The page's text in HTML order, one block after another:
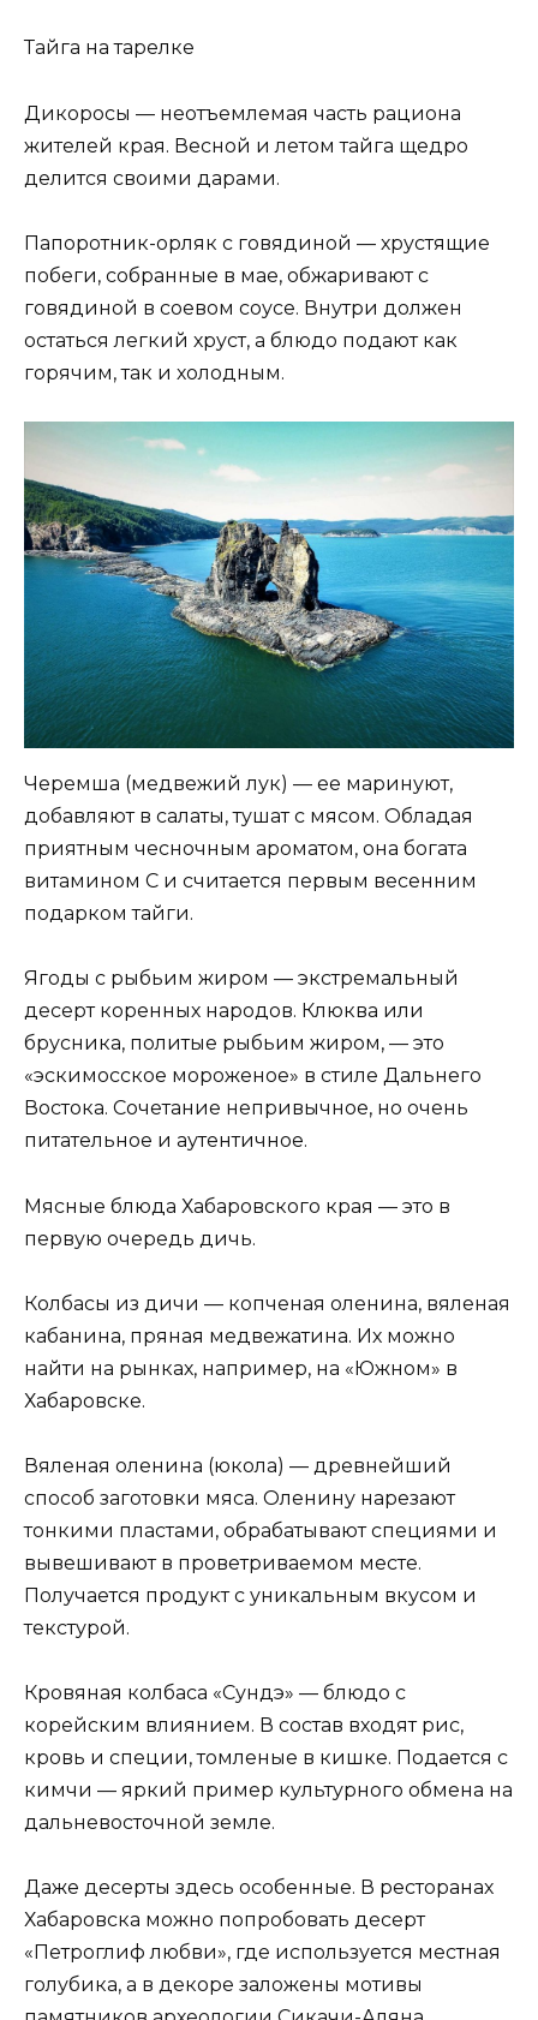
Тайга на тарелке
Дикоросы — неотъемлемая часть рациона
жителей края. Весной и летом тайга щедро
делится своими дарами.
Папоротник-орляк с говядиной — хрустящие
побеги, собранные в мае, обжаривают с
говядиной в соевом соусе. Внутри должен
остаться легкий хруст, а блюдо подают как
горячим, так и холодным.
Черемша (медвежий лук) — ее маринуют,
добавляют в салаты, тушат с мясом. Обладая
приятным чесночным ароматом, она богата
витамином С и считается первым весенним
подарком тайги.
Ягоды с рыбьим жиром — экстремальный
десерт коренных народов. Клюква или
брусника, политые рыбьим жиром, — это
«эскимосское мороженое» в стиле Дальнего
Востока. Сочетание непривычное, но очень
питательное и аутентичное.
Мясные блюда Хабаровского края — это в
первую очередь дичь.
Колбасы из дичи — копченая оленина, вяленая
кабанина, пряная медвежатина. Их можно
найти на рынках, например, на «Южном» в
Хабаровске.
Вяленая оленина (юкола) — древнейший
способ заготовки мяса. Оленину нарезают
тонкими пластами, обрабатывают специями и
вывешивают в проветриваемом месте.
Получается продукт с уникальным вкусом и
текстурой.
Кровяная колбаса «Сундэ» — блюдо с
корейским влиянием. В состав входят рис,
кровь и специи, томленые в кишке. Подается с
кимчи — яркий пример культурного обмена на
дальневосточной земле.
Даже десерты здесь особенные. В ресторанах
Хабаровска можно попробовать десерт
«Петроглиф любви», где используется местная
голубика, а в декоре заложены мотивы